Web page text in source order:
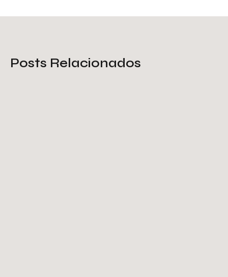
Posts Relacionados